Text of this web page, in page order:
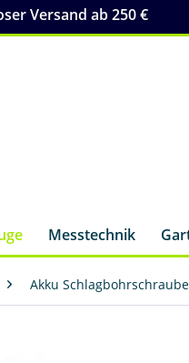
Versand ab 250 €
Messtechnik
Akku